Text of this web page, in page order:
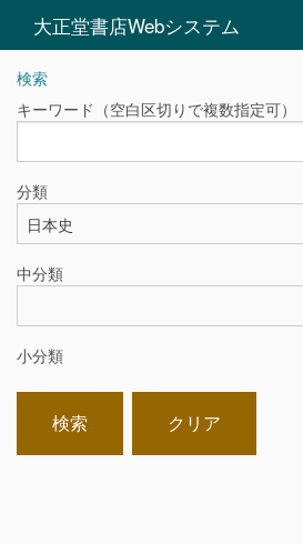
大正堂書店Webシステム
検索
キーワード（空白区切りで複数指定可）
分類
中分類
小分類
検索 クリア